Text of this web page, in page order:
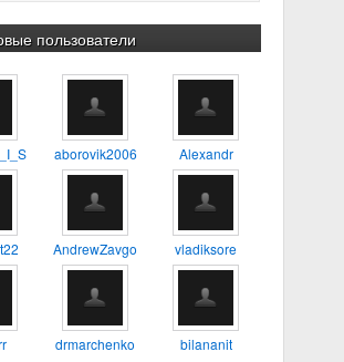
за ответ )
18:11
:confused: :blink: %) :yes:
23:38
Хороший урок, для
будет самое то, один из первых
которому сам учился
17:56
А можно ли таким
делать 3D модель например
13:45
тень не в ту сторону. а
пользователи
aborovik2006 Alexandr
AndrewZavgo vladiksore
drmarchenko bilananit